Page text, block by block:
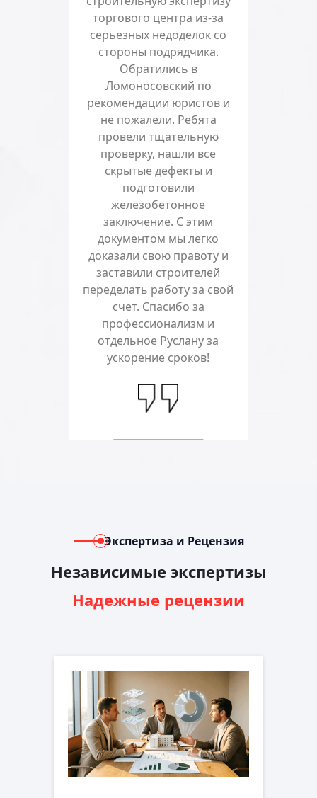
торгового центра из-за
серьезных недоделок со
стороны подрядчика.
Обратились в
Ломоносовский по
рекомендации юристов и
не пожалели. Ребята
провели тщательную
проверку, нашли все
скрытые дефекты и
подготовили
железобетонное
заключение. С этим
документом мы легко
доказали свою правоту и
заставили строителей
переделать работу за свой
счет. Спасибо за
профессионализм и
отдельное Руслану за
ускорение сроков!
Экспертиза и Рецензия
Независимые экспертизы
Надежные рецензии